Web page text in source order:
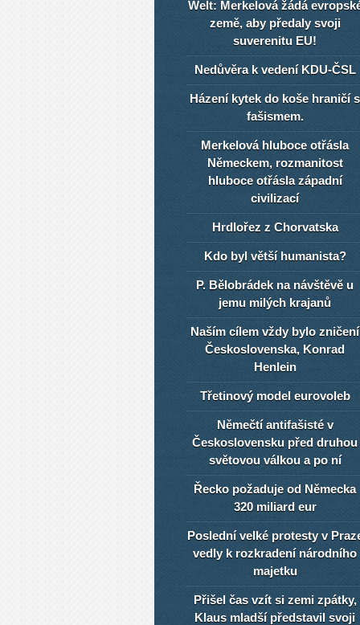
Welt: Merkelová žádá
země, aby předaly svoji
suverenitu EU!
Nedůvěra k vedení KDU-ČSL
Házení kytek do koše hraničí s
fašismem.
Merkelová hluboce otřásla
Německem, rozmanitost
hluboce otřásla západní
civilizací
Hrdlořez z Chorvatska
Kdo byl větší humanista?
P. Bělobrádek na návštěvě u
jemu milých krajanů
Naším cílem vždy bylo zničení
Československa, Konrad
Henlein
Třetinový model eurovoleb
Němečtí antifašisté v
Československu před druhou
světovou válkou a po ní
Řecko požaduje od Německa
320 miliard eur
Poslední velké protesty v
vedly k rozkradení národního
majetku
Přišel čas vzít si zemi zpátky,
Klaus mladší představil svoji